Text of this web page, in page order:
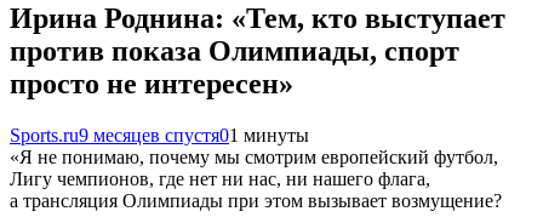
Ирина Роднина: «Тем, кто выступает
против показа Олимпиады, спорт
просто не интересен»
Sports.ru9 месяцев спустя01 минуты
«Я не понимаю, почему мы смотрим европейский футбол,
Лигу чемпионов, где нет ни нас, ни нашего флага,
а трансляция Олимпиады при этом вызывает возмущение?